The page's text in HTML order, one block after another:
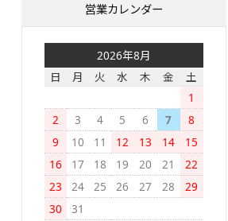
営業カレンダー
2026年8月
日
月 火 水 木 金
土
1
2
3 4 5 6 7
8
9
10 11 12 13 14
15
16
17 18 19 20 21
22
23
24 25 26 27 28
29
30
31